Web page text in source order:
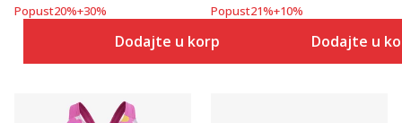
Popust20%+30%
Dodajte u korpu
Popust21%+10%
Dodajte u